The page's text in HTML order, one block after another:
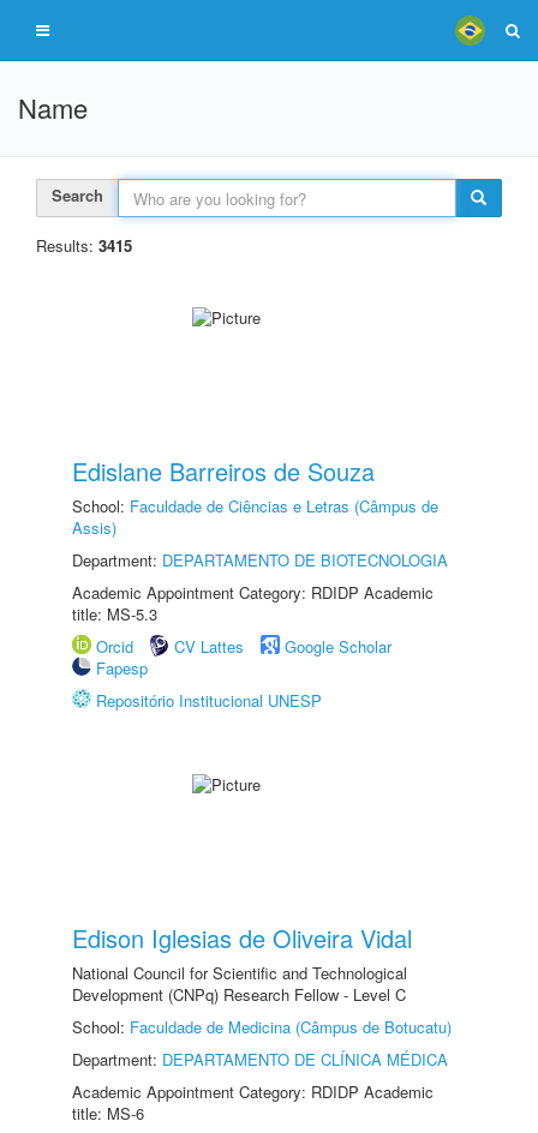
Name
Search
Results: 3415
Edislane Barreiros de Souza
School: Faculdade de Ciências e Letras (Câmpus de
Assis)
Department: DEPARTAMENTO DE BIOTECNOLOGIA
Academic Appointment Category: RDIDP Academic
title: MS-5.3
Orcid
CV Lattes
Google Scholar
Fapesp
Repositório Institucional UNESP
Edison Iglesias de Oliveira Vidal
National Council for Scientific and Technological
Development (CNPq) Research Fellow - Level C
School: Faculdade de Medicina (Câmpus de Botucatu)
Department: DEPARTAMENTO DE CLÍNICA MÉDICA
Academic Appointment Category: RDIDP Academic
title: MS-6